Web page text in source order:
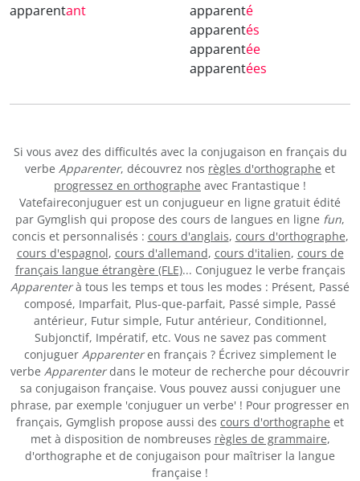
apparentant apparenté
apparentés
apparentée
apparentées
Si vous avez des difficultés avec la conjugaison en français du
verbe Apparenter, découvrez nos règles d'orthographe et
progressez en orthographe avec Frantastique !
Vatefaireconjuguer est un conjugueur en ligne gratuit édité
par Gymglish qui propose des cours de langues en ligne fun,
concis et personnalisés : cours d'anglais, cours d'orthographe,
cours d'espagnol, cours d'allemand, cours d'italien, cours de
français langue étrangère (FLE)... Conjuguez le verbe français
Apparenterà tous les temps et tous les modes : Présent, Passé
composé, Imparfait, Plus-que-parfait, Passé simple, Passé
antérieur, Futur simple, Futur antérieur, Conditionnel,
Subjonctif, Impératif, etc. Vous ne savez pas comment
conjuguer Apparenteren français ? Écrivez simplement le
verbe Apparenterdans le moteur de recherche pour découvrir
sa conjugaison française. Vous pouvez aussi conjuguer une
phrase, par exemple 'conjuguer un verbe' ! Pour progresser en
français, Gymglish propose aussi des cours d'orthographe et
met à disposition de nombreuses règles de grammaire,
d'orthographe et de conjugaison pour maîtriser la langue
française !